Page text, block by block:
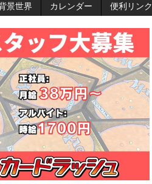
景世界 カレンダー 便利リンク